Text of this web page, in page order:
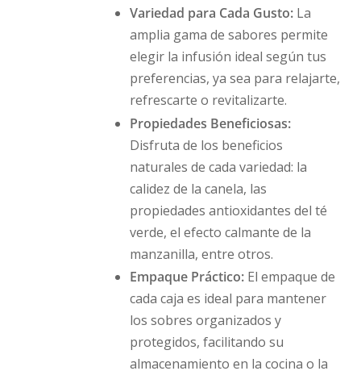
Variedad para Cada Gusto:La
amplia gama de sabores permite
elegir la infusión ideal según tus
preferencias, ya sea para relajarte,
refrescarte o revitalizarte.
Propiedades Beneficiosas:
Disfruta de los beneficios
naturales de cada variedad: la
calidez de la canela, las
propiedades antioxidantes del té
verde, el efecto calmante de la
manzanilla, entre otros.
Empaque Práctico:El empaque de
cada caja es ideal para mantener
los sobres organizados y
protegidos, facilitando su
almacenamiento en la cocina o la